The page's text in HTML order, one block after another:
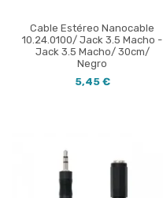
Cable Estéreo Nanocable
10.24.0100/ Jack 3.5 Macho -
Jack 3.5 Macho/ 30cm/
Negro
5,45 €